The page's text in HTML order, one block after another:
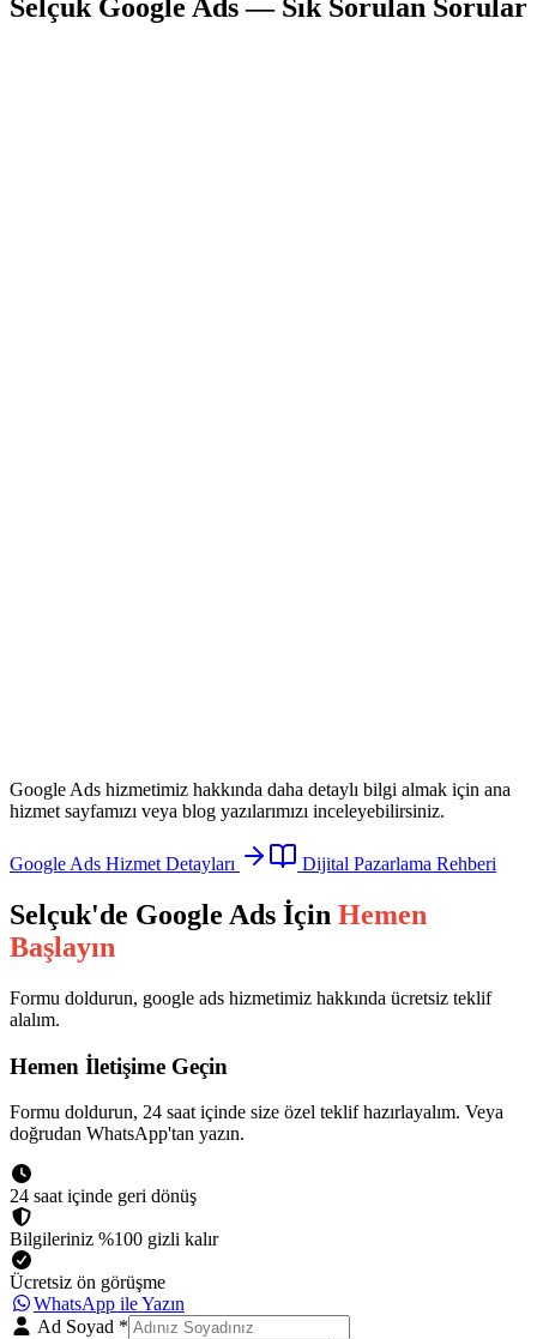
Selçuk Google Ads— Sık Sorulan Sorular
Google Ads hizmetimiz hakkında daha detaylı bilgi almak için ana
hizmet sayfamızı veya blog yazılarımızı inceleyebilirsiniz.
Google Ads Hizmet Detayları Dijital Pazarlama Rehberi
Selçuk'de Google Ads İçin Hemen
Başlayın
Formu doldurun, google ads hizmetimiz hakkında ücretsiz teklif
alalım.
Hemen İletişime Geçin
Formu doldurun, 24 saat içinde size özel teklif hazırlayalım. Veya
doğrudan WhatsApp'tan yazın.
24 saat içinde geri dönüş
Bilgileriniz %100 gizli kalır
Ücretsiz ön görüşme
WhatsApp ile Yazın
Ad Soyad *